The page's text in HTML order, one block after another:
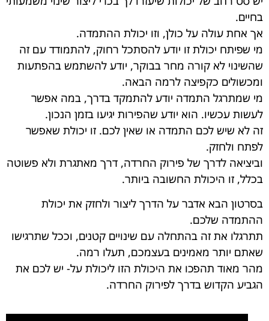
בחיים.
אך אחת עולה על כולן, וזו יכולת ההתמדה.
מי שפיתח יכולת זו יודע להסתכל רחוק, להתמודד עם זה
שהשינוי לא קורה מחר בבוקר, יודע להשתמש בהפתעות
ומכשולים כקפיצה לרמה הבאה.
מי שמתרגל התמדה יודע להתמקד בדרך, במה אפשר
לעשות עכשיו. הוא יודע שהפירות יגיעו בזמן הנכון.
זה לא שיש לכם התמדה או שאין לכם. זו יכולת שאפשר
לפתח ולחזק.
וביציאה לדרך של פירוק החרדה, דרך מאתגרת ולא פשוטה
בכלל, זו היכולת החשובה ביותר.
בסרטון הבא אדבר על הדרך ליצור ולחזק את יכולת
ההתמדה שלכם.
תתרגלו את זה בהתחלה עם שינויים קטנים, וככל שתרגישו
שאתם יותר מאמינים בעצמכם, תעלו רמה.
מהר מאוד תהפכו את היכולת הזו ליכולת על- יש לכם את
הגביע הקדוש בדרך לפירוק החרדה.